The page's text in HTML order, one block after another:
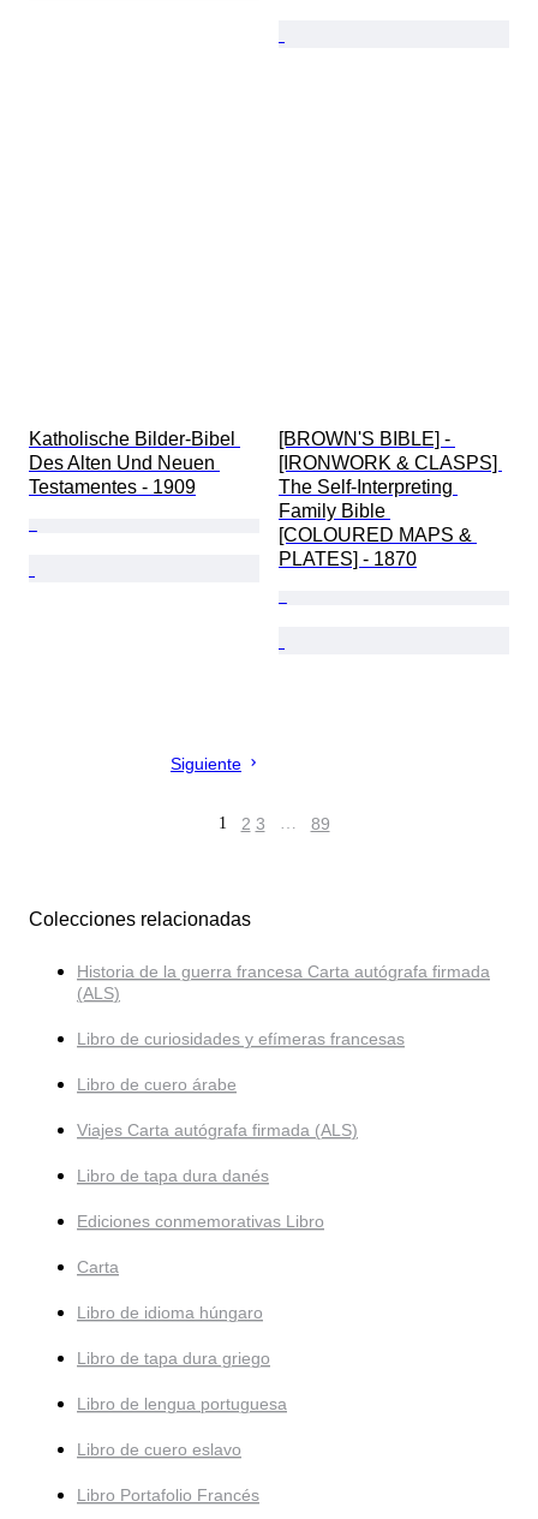
Katholische Bilder-Bibel
Des Alten Und Neuen
Testamentes - 1909
[BROWN'S BIBLE] -
[IRONWORK & CLASPS]
The Self-Interpreting
Family Bible
[COLOURED MAPS &
PLATES] - 1870
Siguiente
1 2 3 … 89
Colecciones relacionadas
Historia de la guerra francesa Carta autógrafa firmada
(ALS)
Libro de curiosidades y efímeras francesas
Libro de cuero árabe
Viajes Carta autógrafa firmada (ALS)
Libro de tapa dura danés
Ediciones conmemorativas Libro
Carta
Libro de idioma húngaro
Libro de tapa dura griego
Libro de lengua portuguesa
Libro de cuero eslavo
Libro Portafolio Francés